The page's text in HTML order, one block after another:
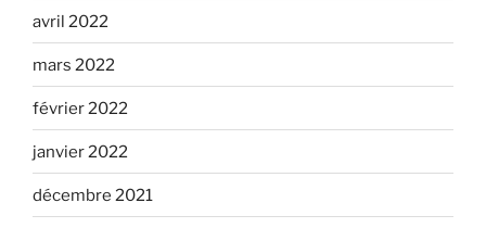
avril 2022
mars 2022
février 2022
janvier 2022
décembre 2021